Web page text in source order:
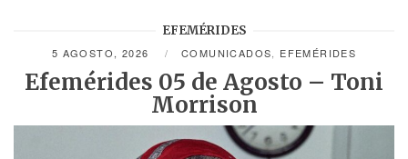
EFEMÉRIDES
5 AGOSTO, 2026 COMUNICADOS EFEMÉRIDES
Efemérides 05 de Agosto – Toni
Morrison